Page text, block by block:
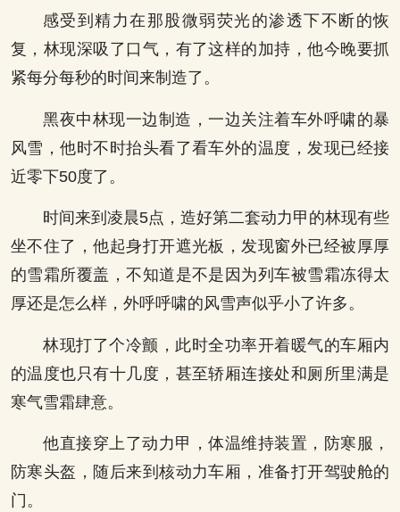
感受到精力在那股微弱荧光的渗透下不断的恢
复，林现深吸了口气，有了这样的加持，他今晚要抓
紧每分每秒的时间来制造了。
黑夜中林现一边制造，一边关注着车外呼啸的暴
风雪，他时不时抬头看了看车外的温度，发现已经接
近零下50度了。
时间来到凌晨5点，造好第二套动力甲的林现有些
坐不住了，他起身打开遮光板，发现窗外已经被厚厚
的雪霜所覆盖，不知道是不是因为列车被雪霜冻得太
厚还是怎么样，外呼呼啸的风雪声似乎小了许多。
林现打了个冷颤，此时全功率开着暖气的车厢内
的温度也只有十几度，甚至轿厢连接处和厕所里满是
寒气雪霜肆意。
他直接穿上了动力甲，体温维持装置，防寒服，
防寒头盔，随后来到核动力车厢，准备打开驾驶舱的
门。